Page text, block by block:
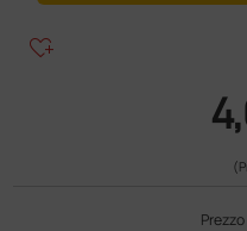
heart_plus